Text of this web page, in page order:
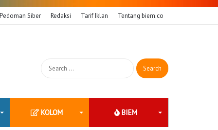
Pedoman Siber Redaksi Tarif Iklan Tentang biem.co
Search
for:
KOLOM BIEM